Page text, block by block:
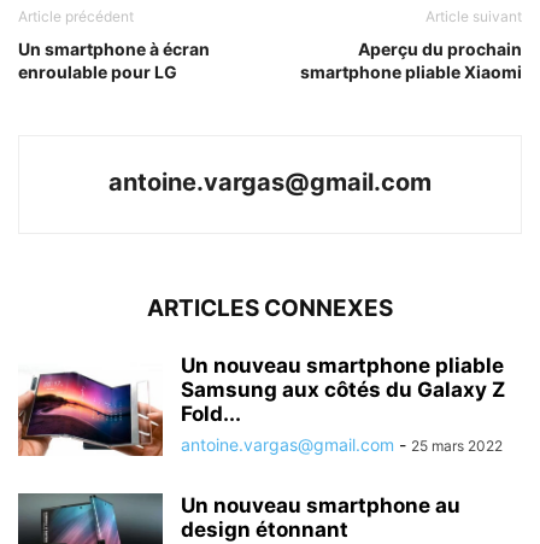
Article précédent
Un smartphone à écran
enroulable pour LG
Article suivant
Aperçu du prochain
smartphone pliable Xiaomi
antoine.vargas@gmail.com
ARTICLES CONNEXES
Un nouveau smartphone pliable
Samsung aux côtés du Galaxy Z
Fold...
antoine.vargas@gmail.com - 25 mars 2022
Un nouveau smartphone au
design étonnant